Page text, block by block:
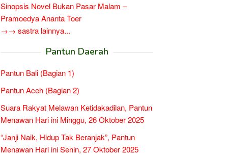
Sinopsis Novel Bukan Pasar Malam –
Pramoedya Ananta Toer
→→ sastra lainnya...
Pantun Daerah
Pantun Bali (Bagian 1)
Pantun Aceh (Bagian 2)
Suara Rakyat Melawan Ketidakadilan, Pantun
Menawan Hari ini Minggu, 26 Oktober 2025
“Janji Naik, Hidup Tak Beranjak”, Pantun
Menawan Hari ini Senin, 27 Oktober 2025